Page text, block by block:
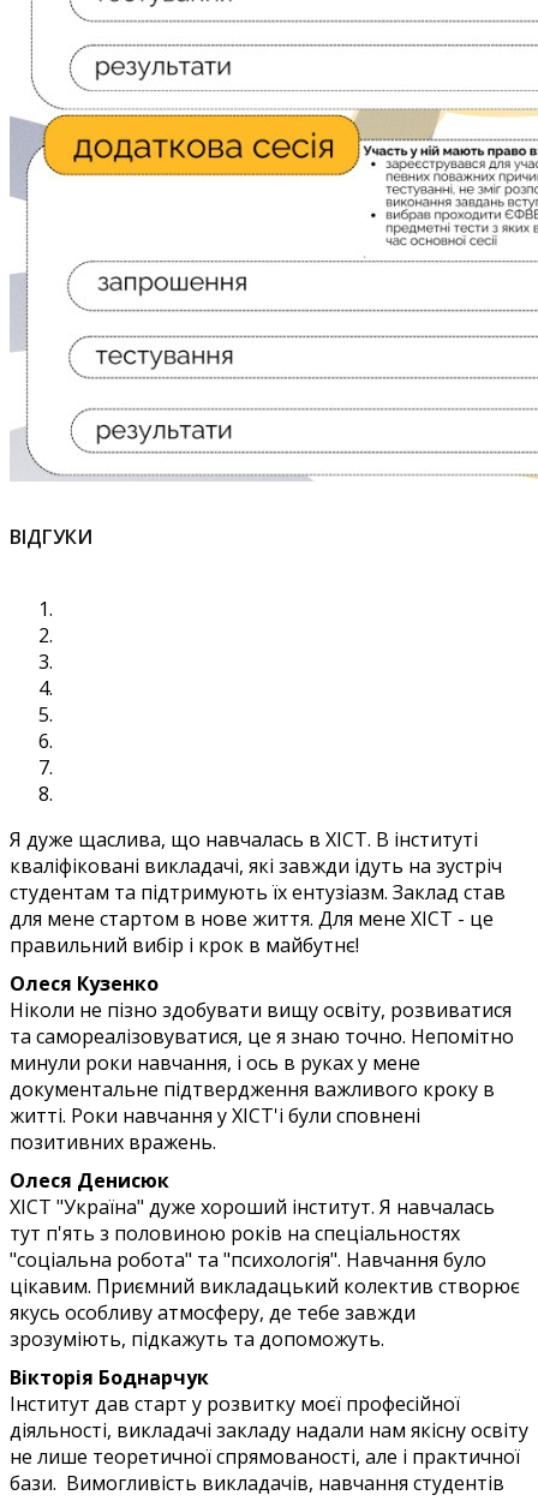
ВІДГУКИ
Я дуже щаслива, що навчалась в ХІСТ. В інституті
кваліфіковані викладачі, які завжди ідуть на зустріч
студентам та підтримують їх ентузіазм. Заклад став
для мене стартом в нове життя. Для мене ХІСТ - це
правильний вибір і крок в майбутнє!
Олеся Кузенко
Ніколи не пізно здобувати вищу освіту, розвиватися
та самореалізовуватися, це я знаю точно. Непомітно
минули роки навчання, і ось в руках у мене
документальне підтвердження важливого кроку в
житті. Роки навчання у ХІСТ'і були сповнені
позитивних вражень.
Олеся Денисюк
ХІСТ "Україна" дуже хороший інститут. Я навчалась
тут п'ять з половиною років на спеціальностях
"соціальна робота" та "психологія". Навчання було
цікавим. Приємний викладацький колектив створює
якусь особливу атмосферу, де тебе завжди
зрозуміють, підкажуть та допоможуть.
Вікторія Боднарчук
Інститут дав старт у розвитку моєї професійної
діяльності, викладачі закладу надали нам якісну освіту
не лише теоретичної спрямованості, але і практичної
бази. Вимогливість викладачів, навчання студентів